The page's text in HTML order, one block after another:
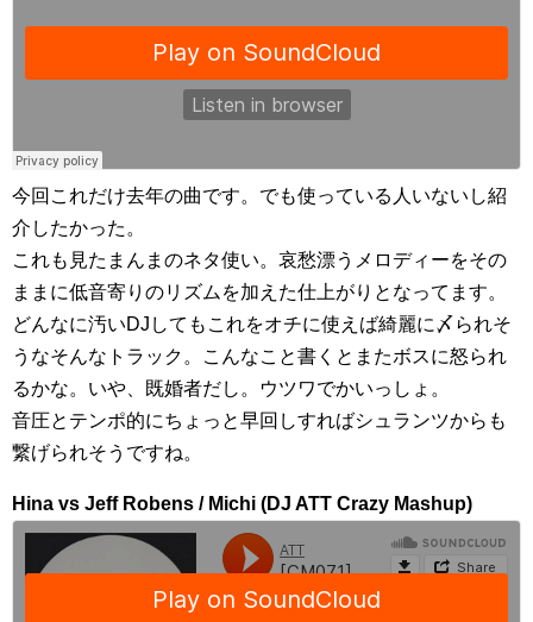
今回これだけ去年の曲です。でも使っている人いないし紹
介したかった。
これも見たまんまのネタ使い。哀愁漂うメロディーをその
ままに低音寄りのリズムを加えた仕上がりとなってます。
どんなに汚いDJしてもこれをオチに使えば綺麗に〆られそ
うなそんなトラック。こんなこと書くとまたボスに怒られ
るかな。いや、既婚者だし。ウツワでかいっしょ。
音圧とテンポ的にちょっと早回しすればシュランツからも
繋げられそうですね。
Hina vs Jeff Robens / Michi (DJ ATT Crazy Mashup)